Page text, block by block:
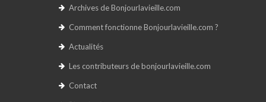
Archives de Bonjourlavieille.com
Comment fonctionne Bonjourlavieille.com ?
Actualités
Les contributeurs de bonjourlavieille.com
Contact